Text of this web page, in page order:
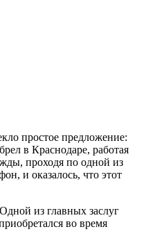
простое предложение:
в Краснодаре, работая
проходя по одной из
и оказалось, что этот
из главных заслуг
во время